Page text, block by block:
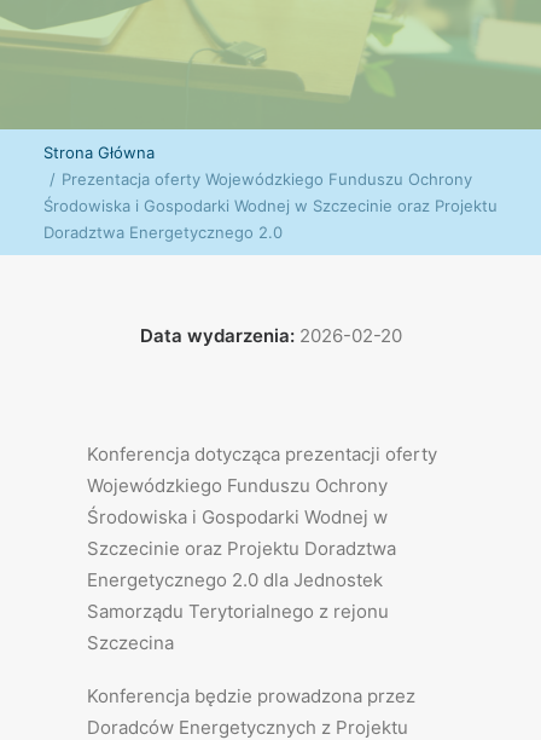
Strona Główna
Prezentacja oferty Wojewódzkiego Funduszu Ochrony
Środowiska i Gospodarki Wodnej w Szczecinie oraz Projektu
Doradztwa Energetycznego 2.0
Data wydarzenia:2026-02-20
Konferencja dotycząca prezentacji oferty
Wojewódzkiego Funduszu Ochrony
Środowiska i Gospodarki Wodnej w
Szczecinie oraz Projektu Doradztwa
Energetycznego 2.0 dla Jednostek
Samorządu Terytorialnego z rejonu
Szczecina
Konferencja będzie prowadzona przez
Doradców Energetycznych z Projektu